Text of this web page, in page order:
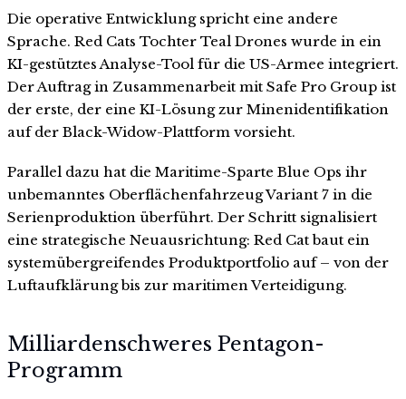
Die operative Entwicklung spricht eine andere
Sprache. Red Cats Tochter Teal Drones wurde in ein
KI-gestütztes Analyse-Tool für die US-Armee integriert.
Der Auftrag in Zusammenarbeit mit Safe Pro Group ist
der erste, der eine KI-Lösung zur Minenidentifikation
auf der Black-Widow-Plattform vorsieht.
Parallel dazu hat die Maritime-Sparte Blue Ops ihr
unbemanntes Oberflächenfahrzeug Variant 7 in die
Serienproduktion überführt. Der Schritt signalisiert
eine strategische Neuausrichtung: Red Cat baut ein
systemübergreifendes Produktportfolio auf – von der
Luftaufklärung bis zur maritimen Verteidigung.
Milliardenschweres Pentagon-
Programm